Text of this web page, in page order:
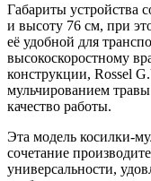
Габариты устройства
и высоту 76 см, при
её удобной для
высокоскоростному
конструкции, Rossel
мульчированием
качество работы.
Эта модель косилки-
сочетание
универсальности,